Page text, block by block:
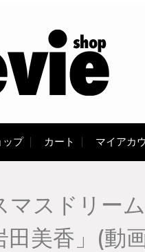
ップ カート マイアカ
マスドリー
美香」(動画